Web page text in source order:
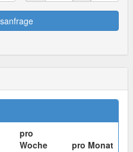
pro
Woche
pro Monat